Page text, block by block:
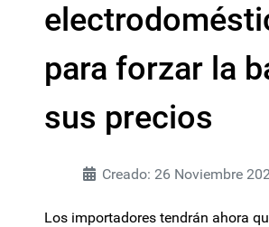
para forzar la
sus precios
Creado: 26 Noviembre
Los importadores tendrán ahora